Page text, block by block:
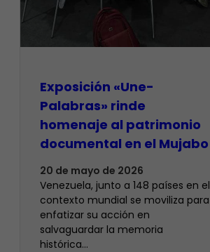
Exposición «Une-
Palabras» rinde
homenaje al patrimonio
documental en el Mujabo
20 de mayo de 2026
Venezuela, junto a 148 países en el
contexto mundial se moviliza para
enfatizar su acción en
salvaguardar la memoria
histórica…